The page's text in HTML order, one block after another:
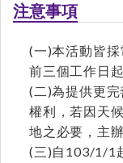
注意事項
(一)本活動皆
前三個工作日
(二)為提供更
權利，若因天
地之必要，主
(三)自103/1/1